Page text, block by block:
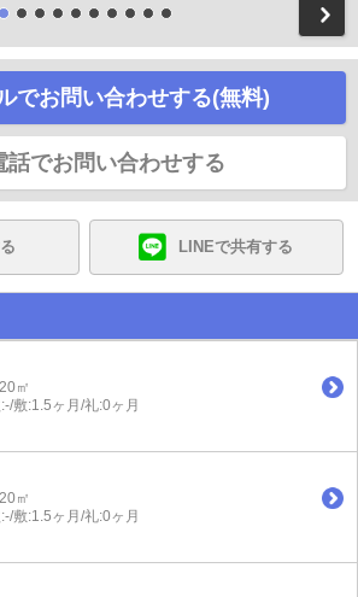
でお問い合わせする(無料)
話でお問い合わせする
LINEで共有する
㎡
敷:1.5ヶ月/礼:0ヶ月
㎡
敷:1.5ヶ月/礼:0ヶ月